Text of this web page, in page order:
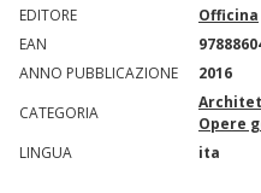
EDITORE
Officina
EAN
ANNO PUBBLICAZIONE
2016
CATEGORIA
Opere
LINGUA
ita